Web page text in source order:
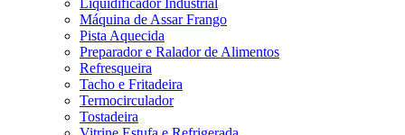
Liquidificador Industrial
Máquina de Assar Frango
Pista Aquecida
Preparador e Ralador de Alimentos
Refresqueira
Tacho e Fritadeira
Termocirculador
Tostadeira